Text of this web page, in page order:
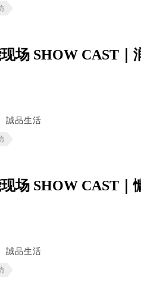
场 SHOW CAST｜
誠品生活
场 SHOW CAST｜
誠品生活